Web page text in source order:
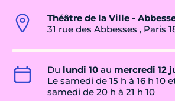
Théâtre de la Ville -
31 rue des Abbesses , Paris
Du lundi 10 au mercredi 12
Le samedi de 15 h à 16 h 10
samedi de 20 h à 21 h 10